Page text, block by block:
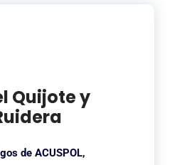
Quijote y
de ACUSPOL,